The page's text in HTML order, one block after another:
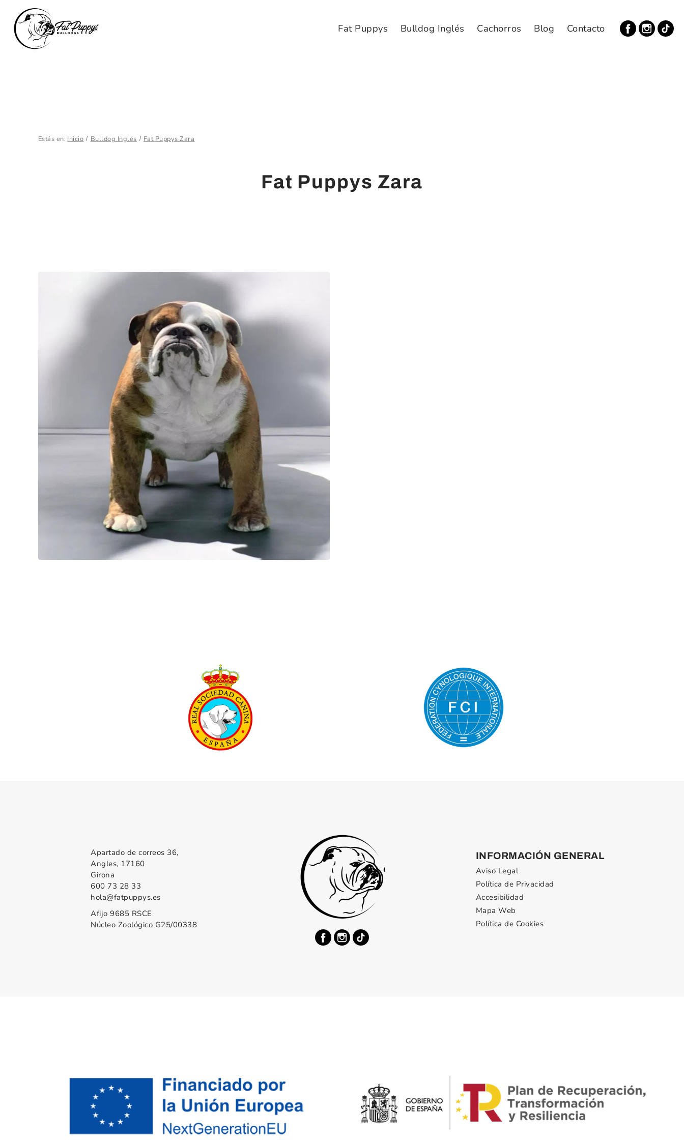
Fat Puppys Bulldog Inglés Cachorros Blog Contacto
Estás en: Inicio Bulldog Inglés Fat Puppys Zara
Fat Puppys Zara
Apartado de correos 36,
Angles, 17160
Girona
600 73 28 33
hola@fatpuppys.es
Afijo 9685 RSCE
Núcleo Zoológico G25/00338
INFORMACIÓN GENERAL
Aviso Legal
Política de Privacidad
Accesibilidad
Mapa Web
Política de Cookies